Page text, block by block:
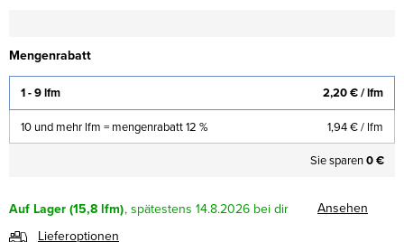
Mengenrabatt
1 - 9 lfm 2,20 €/ lfm
10 und mehr lfm = mengenrabatt 12 % 1,94 €/ lfm
Sie sparen0 €
Auf Lager(15,8 lfm) 14.8.2026
Ansehen
Lieferoptionen